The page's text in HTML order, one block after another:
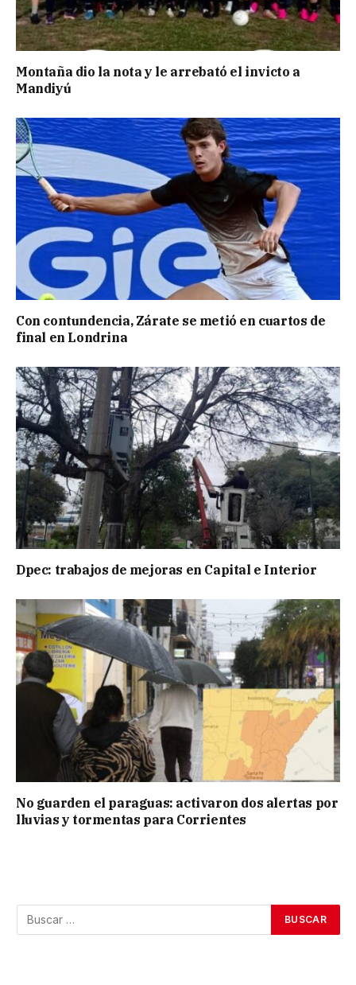
Montaña dio la nota y le arrebató el invicto a
Mandiyú
Con contundencia, Zárate se metió en cuartos de
final en Londrina
Dpec: trabajos de mejoras en Capital e Interior
No guarden el paraguas: activaron dos alertas por
lluvias y tormentas para Corrientes